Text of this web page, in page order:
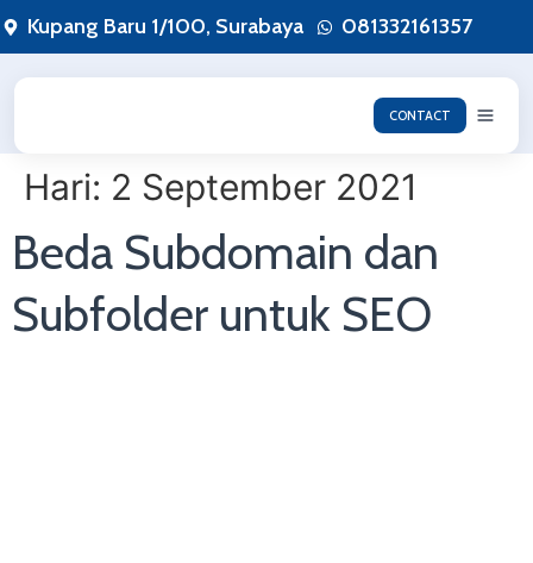
Lewati
konten
Kupang Baru 1/100, Surabaya 081332161357
CONTACT
Hari: 2 September 2021
Beda Subdomain dan
Subfolder untuk SEO